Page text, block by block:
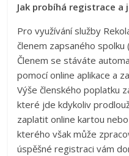
Jak probíhá registrace a
Pro využívání služby
členem zapsaného
Členem se stáváte
pomocí online aplikace a
Výše členského poplatku
které jde kdykoliv
zaplatit online kartou
kterého však může
úspěšné registraci vám